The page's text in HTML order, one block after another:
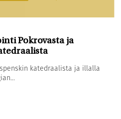
Pokrovasta ja
katedraalista ja illalla